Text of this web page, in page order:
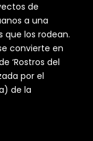
de
a una
que los rodean.
convierte en
‘Rostros del
por el
de la